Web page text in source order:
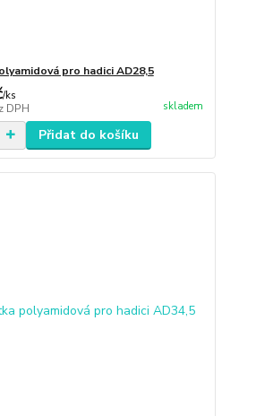
pro hadici AD28,5
/ks
DPH skladem
Přidat do košíku